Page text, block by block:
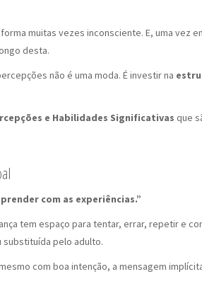
muitas vezes inconsciente. E, uma vez
desta.
não é uma moda. É investir na
e Habilidades Significativas que
com as experiências.”
tem espaço para tentar, errar, repetir e
pelo adulto.
com boa intenção, a mensagem